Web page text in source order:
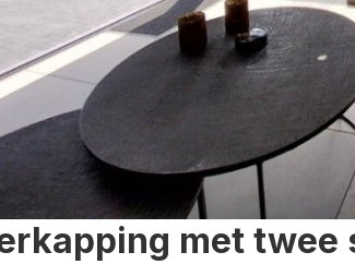
met twee